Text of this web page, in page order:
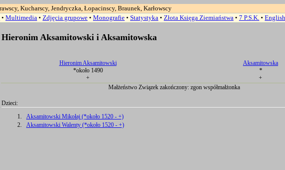
Kucharscy, Jendryczka, Łopacinscy, Braunek, Karłowscy
• Multimedia • Zdjęcia grupowe • Monografie • Statystyka • Złota Księga Ziemiaństwa • 7 P.S.K. • English
Hieronim Aksamitowski i Aksamitowska
Hieronim Aksamitowski
*około 1490
+
Aksamitowska
*
+
Małżeństwo Związek zakończony: zgon współmałżonka
Dzieci:
1.
Aksamitowski Mikołaj (*około 1520 - +)
2.
Aksamitowski Walenty (*około 1520 - +)